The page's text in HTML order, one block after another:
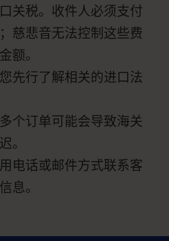
关税。收件人必须支付
慈悲音无法控制这些费
额。
先行了解相关的进口法
个订单可能会导致海关
。
电话或邮件方式联系客
息。